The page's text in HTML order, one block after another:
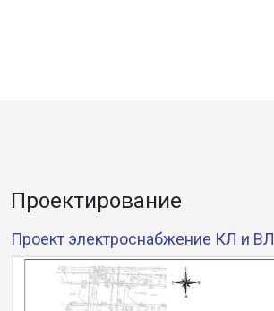
Проектирование
Проект электроснабжение КЛ и ВЛ